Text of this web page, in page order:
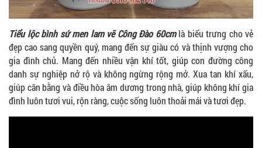
Tiểu lộc bình sứ men lam vẽ Công Đào 60cmlà biểu trưng cho vẻ
đẹp cao sang quyền quý, mang đến sự giàu có và thịnh vượng cho
gia đình chủ. Mang đến nhiều vận khí tốt, giúp con đường công
danh sự nghiệp nở rộ và không ngừng rộng mở. Xua tan khí xấu,
giúp cân bằng và điều hòa âm dương trong nhà, giúp không khí gia
đình luôn tươi vui, rộn ràng, cuộc sống luôn thoải mái và tươi đẹp.